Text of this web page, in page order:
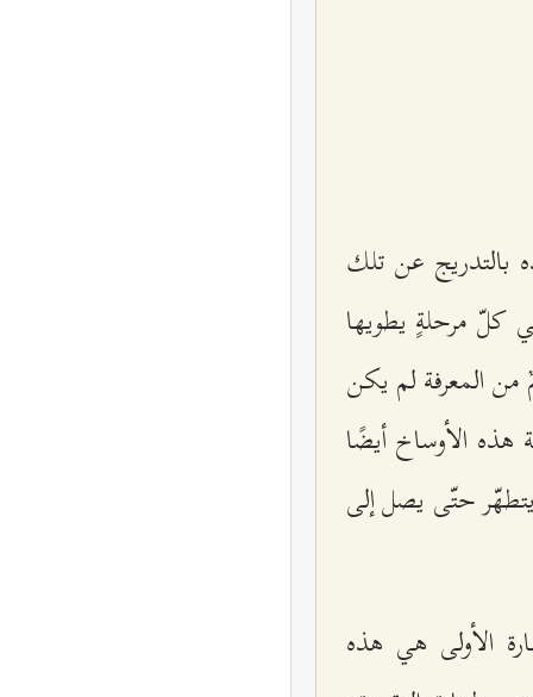
بالتدريج عن تلك
كلّ مرحلةٍ يطويها
المعرفة لم يكن
الأوساخ أيضًا
حتّى يصل إلى
الأولى هي هذه